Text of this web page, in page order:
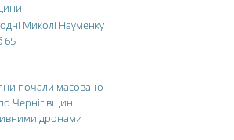
Миколі Науменку
65
почали масовано
Чернігівщині
дронами